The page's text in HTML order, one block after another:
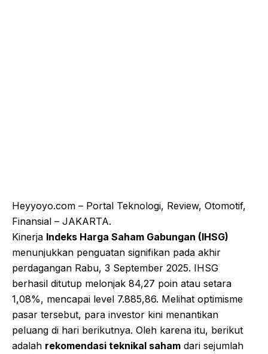
Heyyoyo.com – Portal Teknologi, Review, Otomotif,
Finansial – JAKARTA.
Kinerja Indeks Harga Saham Gabungan (IHSG)
menunjukkan penguatan signifikan pada akhir
perdagangan Rabu, 3 September 2025. IHSG
berhasil ditutup melonjak 84,27 poin atau setara
1,08%, mencapai level 7.885,86. Melihat optimisme
pasar tersebut, para investor kini menantikan
peluang di hari berikutnya. Oleh karena itu, berikut
adalah rekomendasi teknikal saham dari sejumlah